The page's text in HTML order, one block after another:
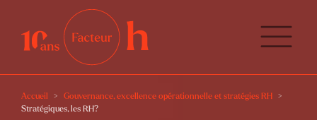
Accueil
Gouvernance, excellence opérationnelle et stratégies RH
Stratégiques, les RH?